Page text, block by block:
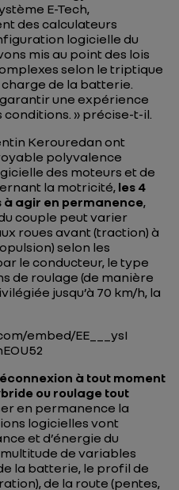
E-Tech,
des calculateurs
logicielle du
mis au point des lois
selon le triptique
de la batterie.
une expérience
conditions. » précise-t-il.
Kerouredan ont
polyvalence
des moteurs et de
la motricité, les 4
à agir en permanence,
couple peut varier
roues avant (traction) à
selon les
le conducteur, le type
de roulage (de manière
jusqu’à 70 km/h, la
embed/EE___ysI
à tout moment
ou roulage tout
en permanence la
logicielles vont
et d’énergie du
de variables
la batterie, le profil de
de la route (pentes,